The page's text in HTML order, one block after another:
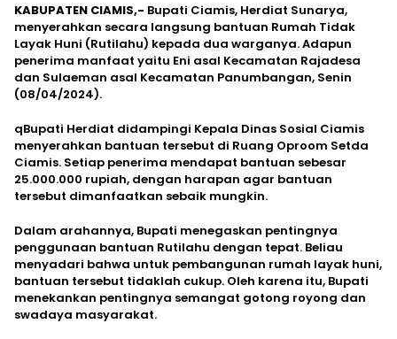
KABUPATEN CIAMIS,- Bupati Ciamis, Herdiat Sunarya,
menyerahkan secara langsung bantuan Rumah Tidak
Layak Huni (Rutilahu) kepada dua warganya. Adapun
penerima manfaat yaitu Eni asal Kecamatan Rajadesa
dan Sulaeman asal Kecamatan Panumbangan, Senin
(08/04/2024).
qBupati Herdiat didampingi Kepala Dinas Sosial Ciamis
menyerahkan bantuan tersebut di Ruang Oproom Setda
Ciamis. Setiap penerima mendapat bantuan sebesar
25.000.000 rupiah, dengan harapan agar bantuan
tersebut dimanfaatkan sebaik mungkin.
Dalam arahannya, Bupati menegaskan pentingnya
penggunaan bantuan Rutilahu dengan tepat. Beliau
menyadari bahwa untuk pembangunan rumah layak huni,
bantuan tersebut tidaklah cukup. Oleh karena itu, Bupati
menekankan pentingnya semangat gotong royong dan
swadaya masyarakat.